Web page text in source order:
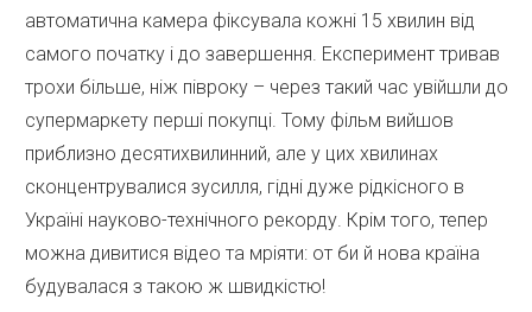
автоматична камера фіксувала кожні 15 хвилин від
самого початку і до завершення. Експеримент тривав
трохи більше, ніж півроку – через такий час увійшли до
супермаркету перші покупці. Тому фільм вийшов
приблизно десятихвилинний, але у цих хвилинах
сконцентрувалися зусилля, гідні дуже рідкісного в
Україні науково-технічного рекорду. Крім того, тепер
можна дивитися відео та мріяти: от би й нова країна
будувалася з такою ж швидкістю!